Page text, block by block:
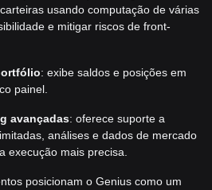
usando computação de várias
e mitigar riscos de front-
: exibe saldos e posições em
painel.
avançadas: oferece suporte a
análises e dados de mercado
execução mais precisa.
posicionam o Genius como um